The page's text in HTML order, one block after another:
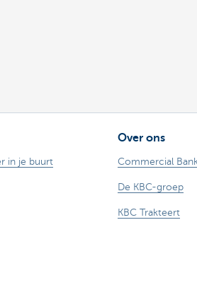
in je buurt
Over ons
Commercial
De KBC-groep
KBC Trakteert